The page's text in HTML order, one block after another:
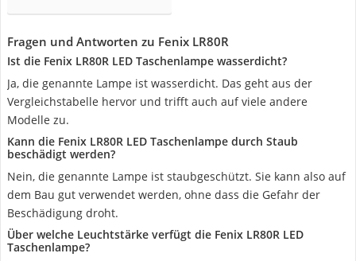
Fragen und Antworten zu Fenix LR80R
Ist die Fenix LR80R LED Taschenlampe wasserdicht?
Ja, die genannte Lampe ist wasserdicht. Das geht aus der
Vergleichstabelle hervor und trifft auch auf viele andere
Modelle zu.
Kann die Fenix LR80R LED Taschenlampe durch Staub
beschädigt werden?
Nein, die genannte Lampe ist staubgeschützt. Sie kann also auf
dem Bau gut verwendet werden, ohne dass die Gefahr der
Beschädigung droht.
Über welche Leuchtstärke verfügt die Fenix LR80R LED
Taschenlampe?